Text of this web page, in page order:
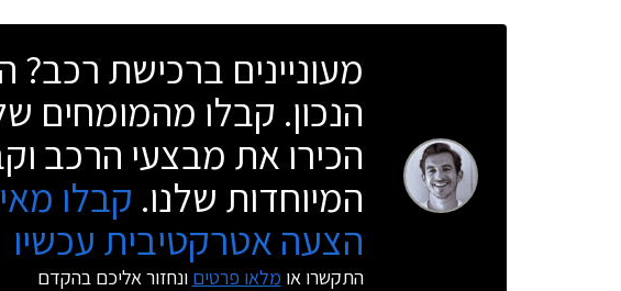
מעוניינים ברכישת
הנכון. קבלו מהמומחים
הכירו את מבצעי הרכב
המיוחדות שלנו. קבלו
הצעה אטרקטיבית עכשיו
התקשרו או מלאו פרטים ונחזור אליכם בהקדם